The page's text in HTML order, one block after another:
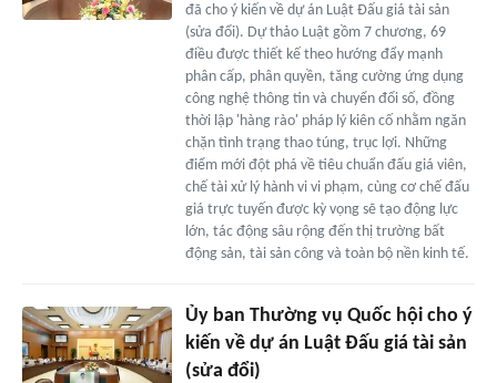
đã cho ý kiến về dự án Luật Đấu giá tài sản
(sửa đổi). Dự thảo Luật gồm 7 chương, 69
điều được thiết kế theo hướng đẩy mạnh
phân cấp, phân quyền, tăng cường ứng dụng
công nghệ thông tin và chuyển đổi số, đồng
thời lập 'hàng rào' pháp lý kiên cố nhằm ngăn
chặn tình trạng thao túng, trục lợi. Những
điểm mới đột phá về tiêu chuẩn đấu giá viên,
chế tài xử lý hành vi vi phạm, cùng cơ chế đấu
giá trực tuyến được kỳ vọng sẽ tạo động lực
lớn, tác động sâu rộng đến thị trường bất
động sản, tài sản công và toàn bộ nền kinh tế.
Ủy ban Thường vụ Quốc hội cho ý
kiến về dự án Luật Đấu giá tài sản
(sửa đổi)